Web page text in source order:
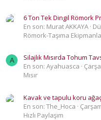
6 Ton Tek Dingil Römork
En son: Murat AKKAYA
Römork-Taşıma
A
Silajlık Mısırda Tohum
En son: Ayahuasca
Mısır
Kavak ve tapulu koru ağaç
En son: The_Hoca
Hızlı Paylaşım